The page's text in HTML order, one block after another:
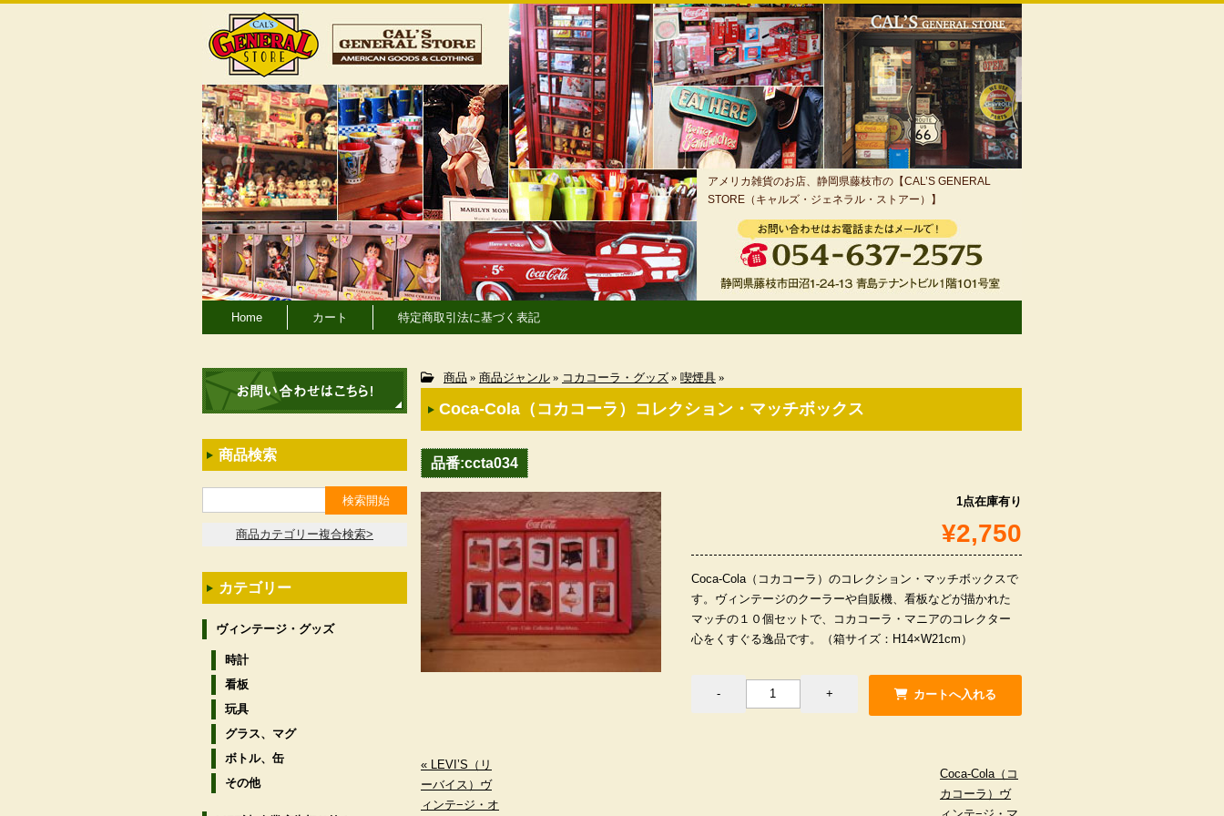
アメリカ雑貨のお店、静岡県藤枝市の【CAL’S GENERAL
STORE（キャルズ・ジェネラル・ストアー）】
Home カート 特定商取引法に基づく表記
商品 » 商品ジャンル » コカコーラ・グッズ » 喫煙具 »
Coca-Cola（コカコーラ）コレクション・マッチボックス
品番:ccta034
1点在庫有り
¥2,750
Coca-Cola（コカコーラ）のコレクション・マッチボックスで
す。ヴィンテージのクーラーや自販機、看板などが描かれた
マッチの１０個セットで、コカコーラ・マニアのコレクター
心をくすぐる逸品です。（箱サイズ：H14×W21cm）
« LEVI’S（リ
ーバイス）ヴ
ィンテ−ジ・オ
Coca-Cola（コ
カコーラ）ヴ
商品検索
商品カテゴリー複合検索>
カテゴリー
ヴィンテージ・グッズ
時計
看板
玩具
グラス、マグ
ボトル、缶
その他